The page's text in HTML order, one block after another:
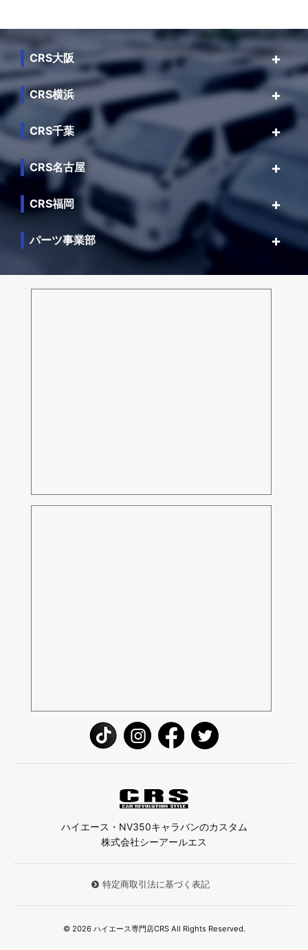
CRS大阪
CRS横浜
CRS千葉
CRS名古屋
CRS福岡
パーツ事業部
ハイエース・NV350キャラバンのカスタム
株式会社シーアールエス
特定商取引法に基づく表記
© 2026 ハイエース専門店CRS All Rights Reserved.